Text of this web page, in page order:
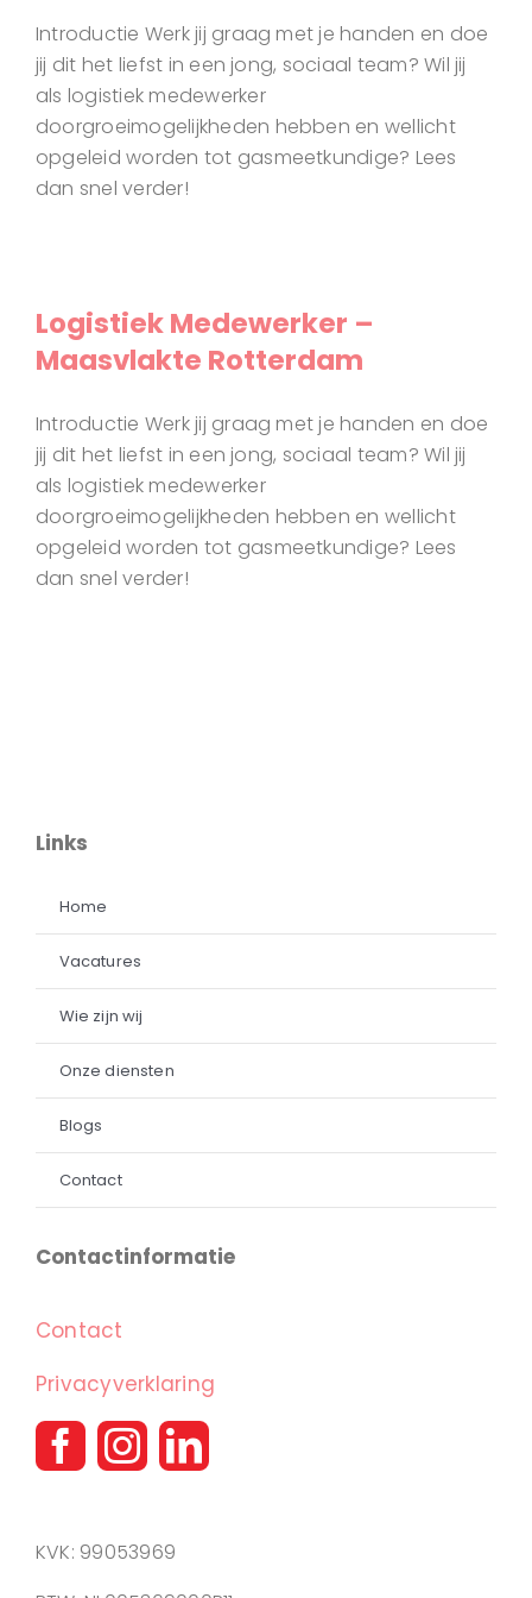
Introductie Werk jij graag met je handen en doe
jij dit het liefst in een jong, sociaal team? Wil jij
als logistiek medewerker
doorgroeimogelijkheden hebben en wellicht
opgeleid worden tot gasmeetkundige? Lees
dan snel verder!
Logistiek Medewerker –
Maasvlakte Rotterdam
Introductie Werk jij graag met je handen en doe
jij dit het liefst in een jong, sociaal team? Wil jij
als logistiek medewerker
doorgroeimogelijkheden hebben en wellicht
opgeleid worden tot gasmeetkundige? Lees
dan snel verder!
Links
Home
Vacatures
Wie zijn wij
Onze diensten
Blogs
Contact
Contactinformatie
Contact
Privacyverklaring
KVK: 99053969